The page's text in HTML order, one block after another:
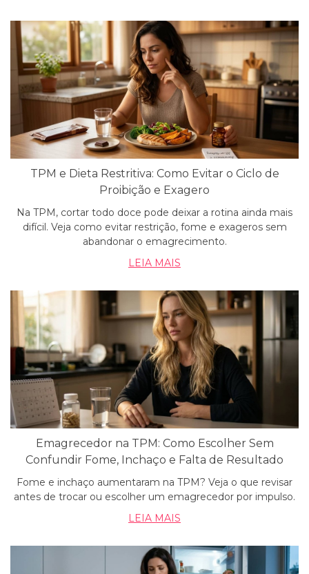
TPM e Dieta Restritiva: Como Evitar o Ciclo de
Proibição e Exagero
Na TPM, cortar todo doce pode deixar a rotina ainda mais
difícil. Veja como evitar restrição, fome e exageros sem
abandonar o emagrecimento.
LEIA MAIS
Emagrecedor na TPM: Como Escolher Sem
Confundir Fome, Inchaço e Falta de Resultado
Fome e inchaço aumentaram na TPM? Veja o que revisar
antes de trocar ou escolher um emagrecedor por impulso.
LEIA MAIS